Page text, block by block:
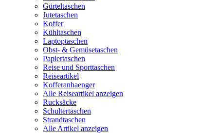
Gürteltaschen
Jutetaschen
Koffer
Kühltaschen
Laptoptaschen
Obst- & Gemüsetaschen
Papiertaschen
Reise und Sporttaschen
Reiseartikel
Kofferanhaenger
Alle Reiseartikel anzeigen
Rucksäcke
Schultertaschen
Strandtaschen
Alle Artikel anzeigen